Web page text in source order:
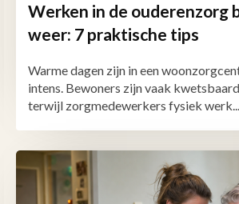
Werken in de ouderenzorg
weer: 7 praktische tips
Warme dagen zijn in een
intens. Bewoners zijn vaak
terwijl zorgmedewerkers fysiek werk...